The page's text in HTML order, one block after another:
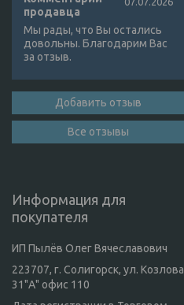
продавца
Мы рады, что Вы остались
довольны. Благодарим Вас
за отзыв.
Добавить отзыв
Все отзывы
Информация для
покупателя
ИП Пылёв Олег Вячеславович
223707, г. Солигорск, ул. Козлова
31"А" офис 110